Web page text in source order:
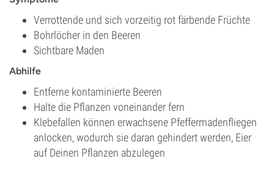
Verrottende und sich vorzeitig rot färbende Früchte
Bohrlöcher in den Beeren
Sichtbare Maden
Abhilfe
Entferne kontaminierte Beeren
Halte die Pflanzen voneinander fern
Klebefallen können erwachsene Pfeffermadenfliegen
anlocken, wodurch sie daran gehindert werden, Eier
auf Deinen Pflanzen abzulegen